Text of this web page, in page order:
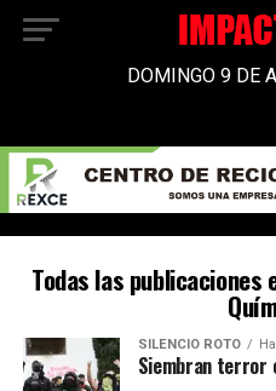
DOMINGO 9 DE
Todas las
SILENCIO ROTO
Siembran terror